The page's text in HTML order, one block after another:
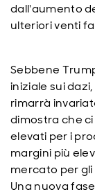
dall'aumento
ulteriori venti
Sebbene
iniziale sui
rimarrà
dimostra che
elevati per i
margini più
mercato per
Una nuova